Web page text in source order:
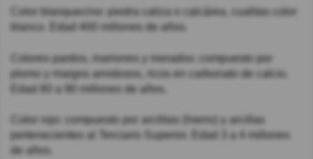
Color blanquecino: piedra caliza o calcárea, cualitas color
blanco. Edad 400 millones de años.
Colores pardos, marrones y morados: compuesto por
plomo y margos arnidosos, ricos en carbonato de calcio.
Edad 80 a 90 millones de años.
Color rojo: compuesto por arcilitas (hierro) y arcillas
pertenecientes al Terciario Superior. Edad 3 a 4 millones
de años.